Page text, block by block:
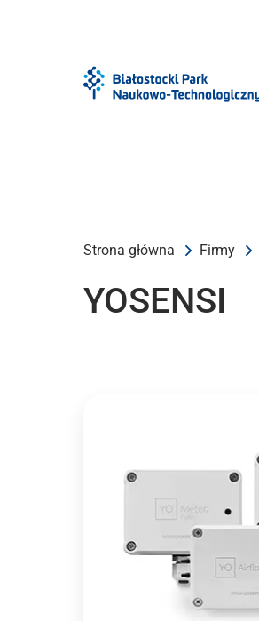
Strona główna Firmy
YOSENSI